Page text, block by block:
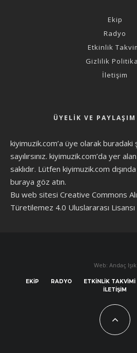
Ekip
Radyo
Etkinlik
Gizlilik
İletişim
ÜYELIK VE
kiyimuzik.com’a üye olarak buradaki
sayılırsınız. kiyimuzik.com’da yer
saklıdır. Lütfen kiyimuzik.com
buraya göz atın.
Bu web sitesi Creative Commons
Türetilemez 4.0 Uluslararası Lisansı
Web: Andaç Işık
EKIP RADYO ETKINLIK TAKVIMI
İLETIŞIM